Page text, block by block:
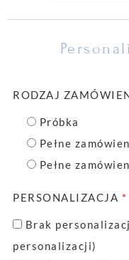
RODZAJ
Próbka
Pełne
Pełne
PERSONALIZACJA *
Brak
personalizacji)